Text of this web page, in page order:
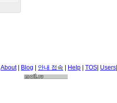
About| Blog 안내 접속 Help TOS Users